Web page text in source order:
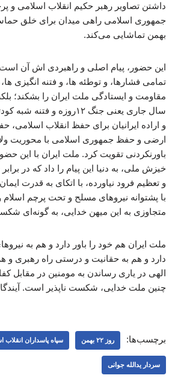
داشتن تصاویر رهبر حکیم انقلاب اسلامی و
بهمن تماشایی می‌کند.
این حضور، پیام اصلی و راهبردی اش آن است
تمامی فشارها، و توطئه ها، و فتنه انگیزی ها،
مقاومت و ایستادگی ملت ایران را بشکند؛
سال جاری یعنی جنگ ۱۲روزه و
و اراده ایرانیان برای حفظ انقلاب اسلامی،
ارضی و حفظ جمهوری اسلامی با محوریت
باورنکردنی تقویت کرد. ملت ایران با این
خیزش ملی، به دنیا این پیام را داد که در
و تعظیم فرود نیاورده، با اتکای به قدرت
با پشتوانه نیروهای مسلح و تحت پرچم اسلام و
متجاوزی به این میهن خدایی، به گونه‌ای
ملت ایران هم خود را باور دارد و هم به
دارد و هم به حقانیت و درستی راه رهبری
الهی در یاری رساندن به مومنین در مقابل
چنین ملت خدایی، شکست ناپذیر است.
برچسب‌ها: روز ۲۲ بهمن سپاه پاسداران انقلاب
سردار یدالله جوانی